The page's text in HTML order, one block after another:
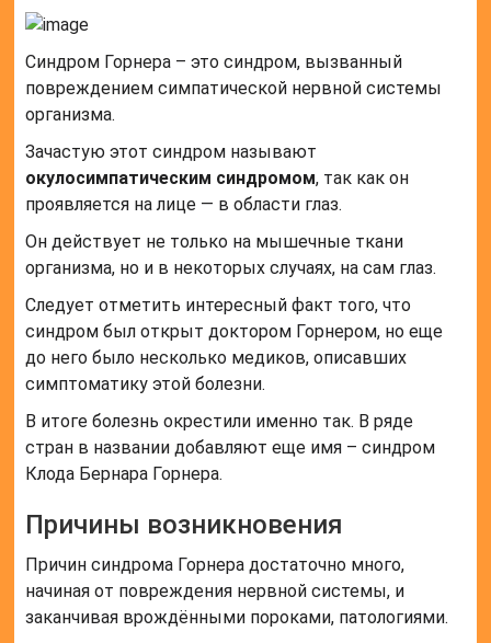
Синдром Горнера – это синдром, вызванный
повреждением симпатической нервной системы
организма.
Зачастую этот синдром называют
окулосимпатическим синдромом, так как он
проявляется на лице — в области глаз.
Он действует не только на мышечные ткани
организма, но и в некоторых случаях, на сам глаз.
Следует отметить интересный факт того, что
синдром был открыт доктором Горнером, но еще
до него было несколько медиков, описавших
симптоматику этой болезни.
В итоге болезнь окрестили именно так. В ряде
стран в названии добавляют еще имя – синдром
Клода Бернара Горнера.
Причины возникновения
Причин синдрома Горнера достаточно много,
начиная от повреждения нервной системы, и
заканчивая врождёнными пороками, патологиями.